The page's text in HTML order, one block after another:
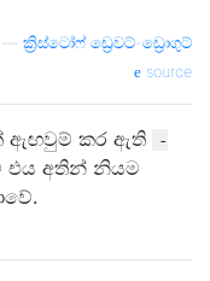
ක්‍රිස්ටෝෆ් ඩ්‍රෙවට්-ඩ්‍රොගුට්
source
ඇඟවුම් කර ඇති
-
එය අතින් නියම